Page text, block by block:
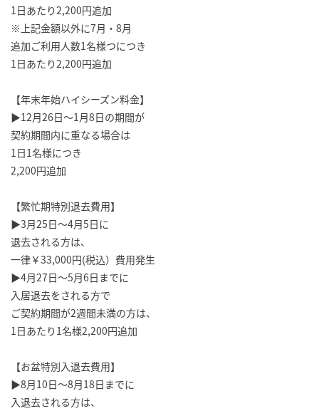
1日あたり2,200円追加
※上記金額以外に7月・8月
追加ご利用人数1名様つにつき
1日あたり2,200円追加
【年末年始ハイシーズン料金】
▶12月26日～1月8日の期間が
契約期間内に重なる場合は
1日1名様につき
2,200円追加
【繁忙期特別退去費用】
▶3月25日～4月5日に
退去される方は、
一律￥33,000円(税込）費用発生
▶4月27日～5月6日までに
入居退去をされる方で
ご契約期間が2週間未満の方は、
1日あたり1名様2,200円追加
【お盆特別入退去費用】
▶8月10日～8月18日までに
入退去される方は、